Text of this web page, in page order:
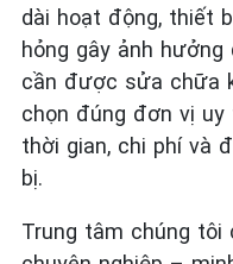
dài hoạt động, thiết
hỏng gây ảnh
cần được sửa chữa
chọn đúng đơn vị
thời gian, chi phí và
bị.
Trung tâm chúng tôi